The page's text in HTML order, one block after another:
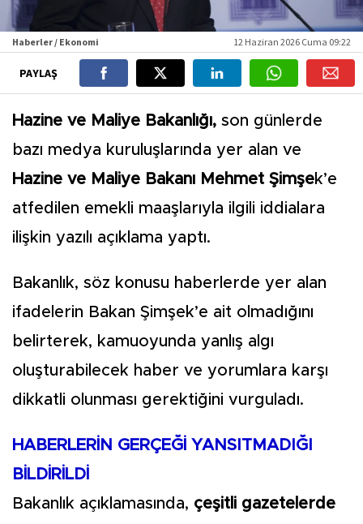
Haberler / Ekonomi 12 Haziran 2026 Cuma 09:22
PAYLAŞ
Hazine ve Maliye Bakanlığı, son günlerde
bazı medya kuruluşlarında yer alan ve
Hazine ve Maliye Bakanı Mehmet Şimşek’e
atfedilen emekli maaşlarıyla ilgili iddialara
ilişkin yazılı açıklama yaptı.
Bakanlık, söz konusu haberlerde yer alan
ifadelerin Bakan Şimşek’e ait olmadığını
belirterek, kamuoyunda yanlış algı
oluşturabilecek haber ve yorumlara karşı
dikkatli olunması gerektiğini vurguladı.
HABERLERİN GERÇEĞİ YANSITMADIĞI
BİLDİRİLDİ
Bakanlık açıklamasında, çeşitli gazetelerde